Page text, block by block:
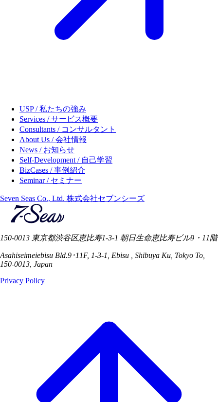
USP / 私たちの強み
Services / サービス概要
Consultants / コンサルタント
About Us / 会社情報
News / お知らせ
Self-Development / 自己学習
BizCases / 事例紹介
Seminar / セミナー
Seven Seas Co., Ltd. 株式会社セブンシーズ
150-0013 東京都渋谷区恵比寿1-3-1 朝日生命恵比寿ビル9・11階
Asahiseimeiebisu Bld.9･11F, 1-3-1, Ebisu , Shibuya Ku, Tokyo To,
150-0013, Japan
Privacy Policy